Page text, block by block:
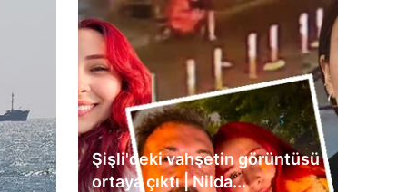
Şişli'deki vahşetin görüntüsü
ortaya çıktı | Nilda...